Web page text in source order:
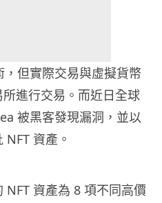
但實際交易與虛擬貨幣
進行交易。而近日全球
被黑客發現漏洞，並以
資產。
資產為 8 項不同高價